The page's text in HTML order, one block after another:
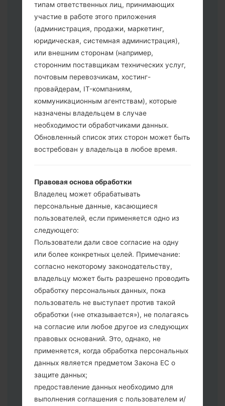
прошивки.
Вам необходимо 1 (Выбрать 1 файл
прошивки здесь) или 5 (Выбрать 5
файл прошивки здесь) файлов для
прошивки:
AP: "System & Recovery"
CP: "Modem & Radio"
CSC _ ***: "Country & Region & Operator"
HOME_CSC _ ***: "Country & Region &
Operator"
Добавьте все файлы в программу Odin
3.
Если вы хотите прошить телефон и
выберите HOME_CSC _ *** для
сохранения Ваших данных.
Теперь выключите устройство и
войдите в "Download" режим. Все
методы как это сделать:
Нажмите и удерживайте клавиши:
питание, громкости и Bixbi.
Нажмите и удерживайте клавиши:
регулировки громкости. Подключив
телефон к ПК используя USB кабель.
Нажмите и удерживайте клавиши:
питание, громкости и домой.
Подключите USB кабель и нажмите
клавиши: уменьшение звука и Bixbi.
Нажмите и удерживайте клавиши:
питания и увеличения громкости
Далее подключите к компьютеру,
программа Odin должна определить
типам ответственных лиц, принимающих
участие в работе этого приложения
(администрация, продажи, маркетинг,
юридическая, системная администрация),
или внешним сторонам (например,
сторонним поставщикам технических услуг,
почтовым перевозчикам, хостинг-
провайдерам, IT-компаниям,
коммуникационным агентствам), которые
назначены владельцем в случае
необходимости обработчиками данных.
Обновленный список этих сторон может быть
востребован у владельца в любое время.
Правовая основа обработки
Владелец может обрабатывать
персональные данные, касающиеся
пользователей, если применяется одно из
следующего:
Пользователи дали свое согласие на одну
или более конкретных целей. Примечание:
согласно некоторому законодательству,
владельцу может быть разрешено проводить
обработку персональных данных, пока
пользователь не выступает против такой
обработки («не отказывается»), не полагаясь
на согласие или любое другое из следующих
правовых оснований. Это, однако, не
применяется, когда обработка персональных
данных является предметом Закона ЕС о
защите данных;
предоставление данных необходимо для
выполнения соглашения с пользователем и/